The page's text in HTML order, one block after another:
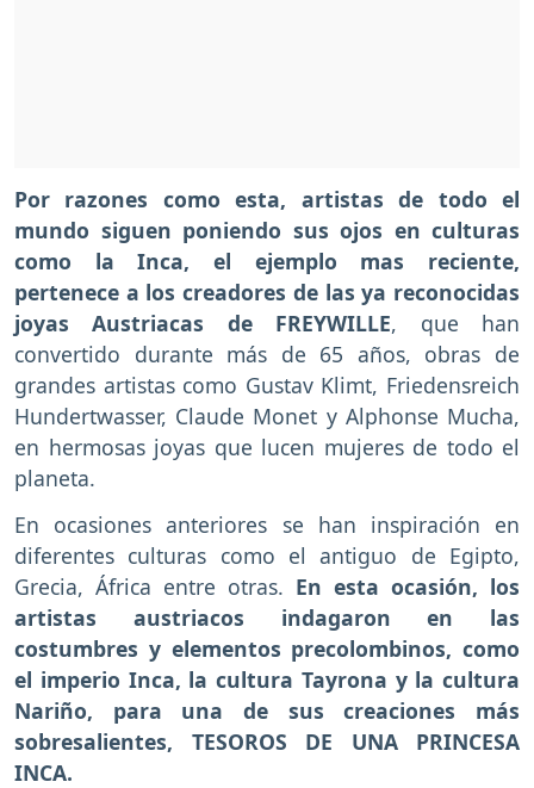
Por razones como esta, artistas de todo el
mundo siguen poniendo sus ojos en culturas
como la Inca, el ejemplo mas reciente,
pertenece a los creadores de las ya reconocidas
joyas Austriacas de FREYWILLE, que han
convertido durante más de 65 años, obras de
grandes artistas como Gustav Klimt, Friedensreich
Hundertwasser, Claude Monet y Alphonse Mucha,
en hermosas joyas que lucen mujeres de todo el
planeta.
En ocasiones anteriores se han inspiración en
diferentes culturas como el antiguo de Egipto,
Grecia, África entre otras. En esta ocasión, los
artistas austriacos indagaron en las
costumbres y elementos precolombinos, como
el imperio Inca, la cultura Tayrona y la cultura
Nariño, para una de sus creaciones más
sobresalientes, TESOROS DE UNA PRINCESA
INCA.